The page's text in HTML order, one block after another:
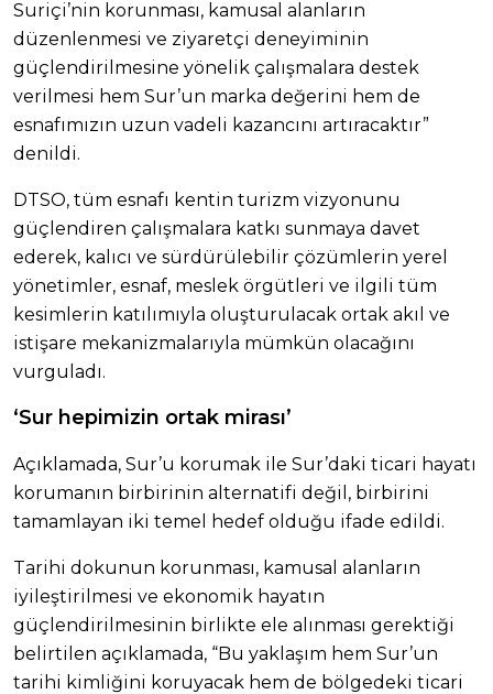
Suriçi’nin korunması, kamusal alanların
düzenlenmesi ve ziyaretçi deneyiminin
güçlendirilmesine yönelik çalışmalara destek
verilmesi hem Sur’un marka değerini hem de
esnafımızın uzun vadeli kazancını artıracaktır”
denildi.
DTSO, tüm esnafı kentin turizm vizyonunu
güçlendiren çalışmalara katkı sunmaya davet
ederek, kalıcı ve sürdürülebilir çözümlerin yerel
yönetimler, esnaf, meslek örgütleri ve ilgili tüm
kesimlerin katılımıyla oluşturulacak ortak akıl ve
istişare mekanizmalarıyla mümkün olacağını
vurguladı.
‘Sur hepimizin ortak mirası’
Açıklamada, Sur’u korumak ile Sur’daki ticari hayatı
korumanın birbirinin alternatifi değil, birbirini
tamamlayan iki temel hedef olduğu ifade edildi.
Tarihi dokunun korunması, kamusal alanların
iyileştirilmesi ve ekonomik hayatın
güçlendirilmesinin birlikte ele alınması gerektiği
belirtilen açıklamada, “Bu yaklaşım hem Sur’un
tarihi kimliğini koruyacak hem de bölgedeki ticari